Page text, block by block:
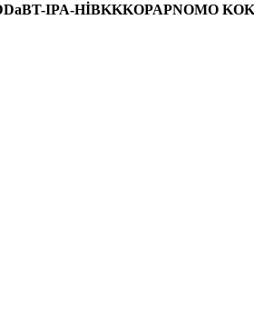
DaBT-IPA-HİBKKKOPAPNOMO KOK